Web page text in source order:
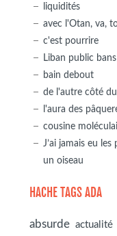
liquidités
avec l'Otan, va,
c'est pourrire
Liban public
bain debout
de l'autre côté
l'aura des
cousine
J’ai jamais eu
un oiseau
HACHE TAGS ADA
absurde actualité